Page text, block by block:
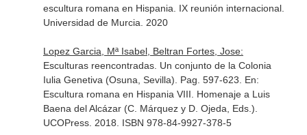
escultura romana en Hispania. IX reunión internacional.
Universidad de Murcia. 2020
Lopez Garcia, Mª Isabel, Beltran Fortes, Jose:
Esculturas reencontradas. Un conjunto de la Colonia
Iulia Genetiva (Osuna, Sevilla). Pag. 597-623. En:
Escultura romana en Hispania VIII. Homenaje a Luis
Baena del Alcázar (C. Márquez y D. Ojeda, Eds.)
UCOPress. 2018. ISBN 978-84-9927-378-5